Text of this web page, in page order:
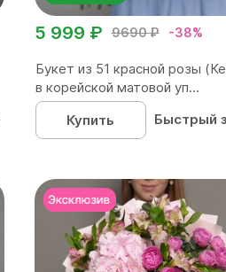
9690 ₽ -38%
5 999 ₽
Букет из 51 красной розы
в корейской матовой уп...
Купить
Быстрый